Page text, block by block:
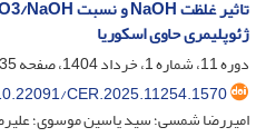
ژئوپلیمری حاوی اسکوریا
دوره 11، شماره 1، خرداد 1404، صفحه
35-50
CER.2025.11254.1570
امیررضا شمسی؛ سید یاسین موسوی؛